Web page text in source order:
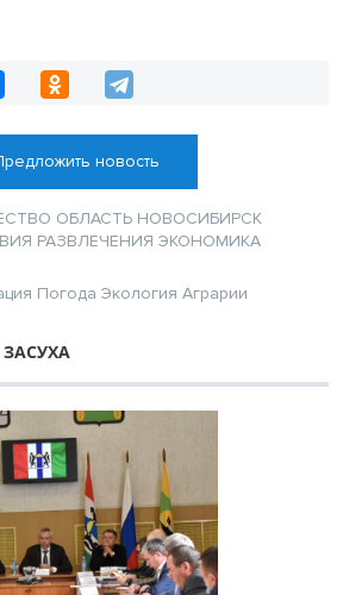
новость
ОБЛАСТЬ НОВОСИБИРСК
РАЗВЛЕЧЕНИЯ ЭКОНОМИКА
Погода Экология Аграрии